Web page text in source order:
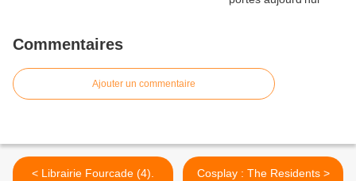
Commentaires
Ajouter un commentaire
< Librairie Fourcade (4).
Cosplay : The Residents >